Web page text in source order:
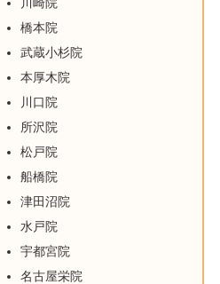
橋本院
武蔵小杉院
本厚木院
川口院
所沢院
松戸院
船橋院
津田沼院
水戸院
宇都宮院
名古屋栄院